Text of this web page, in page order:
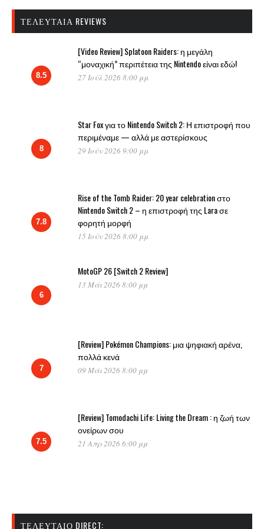
ΤΕΛΕΥΤΑΊΑ REVIEWS
8.5
[Video Review] Splatoon Raiders: η μεγάλη
“μοναχική” περιπέτεια της Nintendo είναι εδώ!
27 Ιούλ 2026 8:00 μμ
8
Star Fox για το Nintendo Switch 2: Η επιστροφή που
περιμέναμε — αλλά με αστερίσκους
29 Ιούν 2026 9:00 μμ
7.8
Rise of the Tomb Raider: 20 year celebration στο
Nintendo Switch 2 – η επιστροφή της Lara σε
φορητή μορφή
15 Ιούν 2026 8:00 μμ
6
MotoGP 26 [Switch 2 Review]
13 Μάι 2026 8:00 μμ
7
[Review] Pokémon Champions: μια ψηφιακή αρένα,
πολλά κενά
09 Μάι 2026 8:00 μμ
7.5
[Review] Tomodachi Life: Living the Dream : η ζωή των
ονείρων σου
21 Απρ 2026 6:00 μμ
ΤΕΛΕΥΤΑΊΟ DIRECT: